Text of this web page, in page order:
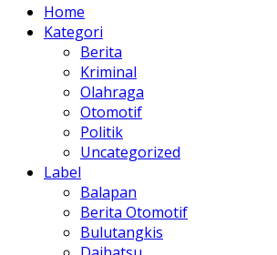
Home
Kategori
Berita
Kriminal
Olahraga
Otomotif
Politik
Uncategorized
Label
Balapan
Berita Otomotif
Bulutangkis